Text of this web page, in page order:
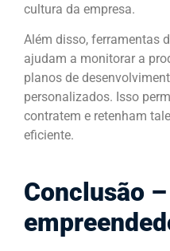
cultura da empresa.
Além disso, ferramentas
ajudam a monitorar a
planos de
personalizados. Isso
contratem e retenham
eficiente.
Conclusão